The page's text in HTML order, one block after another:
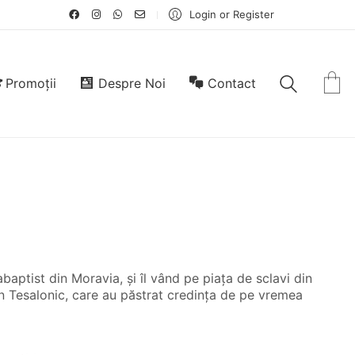
Login or Register
Promoții Despre Noi Contact
din Moravia, și îl vând pe piața de sclavi din
care au păstrat credința de pe vremea